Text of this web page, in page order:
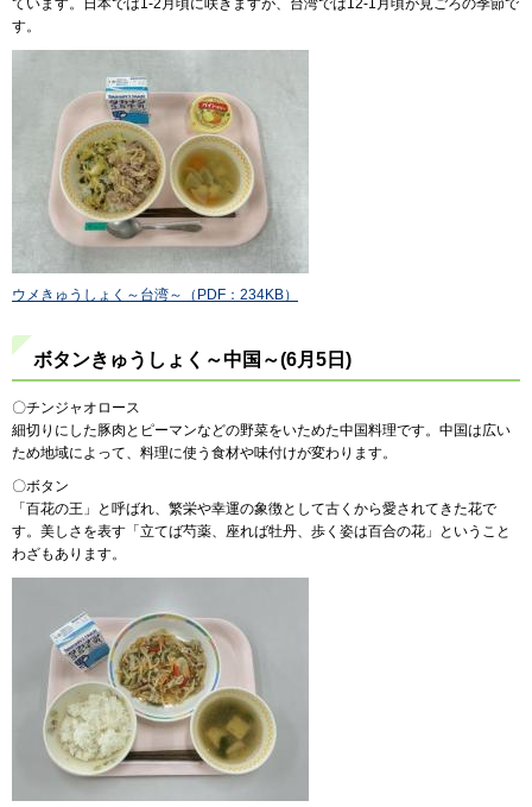
ています。日本では1-2月頃に咲きますが、台湾では12-1月頃が見ごろの季節で
す。
ウメきゅうしょく～台湾～（PDF：234KB）
ボタンきゅうしょく～中国～(6月5日)
〇チンジャオロース
細切りにした豚肉とピーマンなどの野菜をいためた中国料理です。中国は広い
ため地域によって、料理に使う食材や味付けが変わります。
〇ボタン
「百花の王」と呼ばれ、繁栄や幸運の象徴として古くから愛されてきた花で
す。美しさを表す「立てば芍薬、座れば牡丹、歩く姿は百合の花」ということ
わざもあります。